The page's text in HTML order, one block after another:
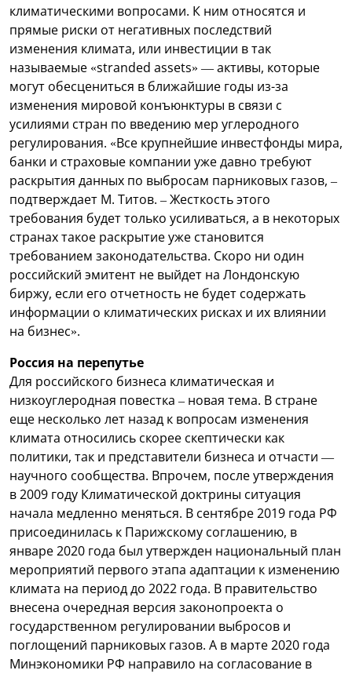
климатическими вопросами. К ним относятся и
прямые риски от негативных последствий
изменения климата, или инвестиции в так
называемые «stranded assets» — активы, которые
могут обесцениться в ближайшие годы из-за
изменения мировой конъюнктуры в связи с
усилиями стран по введению мер углеродного
регулирования. «Все крупнейшие инвестфонды мира,
банки и страховые компании уже давно требуют
раскрытия данных по выбросам парниковых газов, –
подтверждает М. Титов. – Жесткость этого
требования будет только усиливаться, а в некоторых
странах такое раскрытие уже становится
требованием законодательства. Скоро ни один
российский эмитент не выйдет на Лондонскую
биржу, если его отчетность не будет содержать
информации о климатических рисках и их влиянии
на бизнес».
Россия на перепутье
Для российского бизнеса климатическая и
низкоуглеродная повестка – новая тема. В стране
еще несколько лет назад к вопросам изменения
климата относились скорее скептически как
политики, так и представители бизнеса и отчасти —
научного сообщества. Впрочем, после утверждения
в 2009 году Климатической доктрины ситуация
начала медленно меняться. В сентябре 2019 года РФ
присоединилась к Парижскому соглашению, в
январе 2020 года был утвержден национальный план
мероприятий первого этапа адаптации к изменению
климата на период до 2022 года. В правительство
внесена очередная версия законопроекта о
государственном регулировании выбросов и
поглощений парниковых газов. А в марте 2020 года
Минэкономики РФ направило на согласование в